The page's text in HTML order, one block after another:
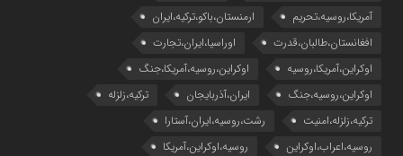
آمریکا،روسیه،تحریم
ارمنستان،باکو،ترکیه،ایران
افغانستان،طالبان،قدرت
اوراسیا،ایران،تجارت
اوکراین،آمریکا،روسیه
اوکراین،روسیه،آمریکا،جنگ
اوکراین،روسیه،جنگ
ایران،آذربایجان
ترکیه،زلزله
ترکیه،زلزله،امنیت
رشت،روسیه،ایران،آستارا
روسیه،اعراب،اوکراین
روسیه،اوکراین،آمریکا